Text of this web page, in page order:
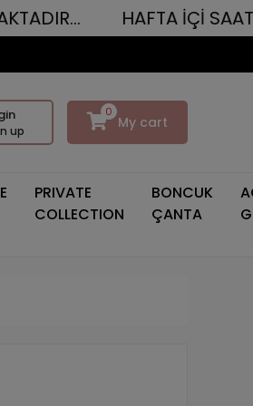
HAFTA İÇİ SAAT 12.00'YE
up
0
My cart
PRIVATE
COLLECTION
BONCUK
ÇANTA